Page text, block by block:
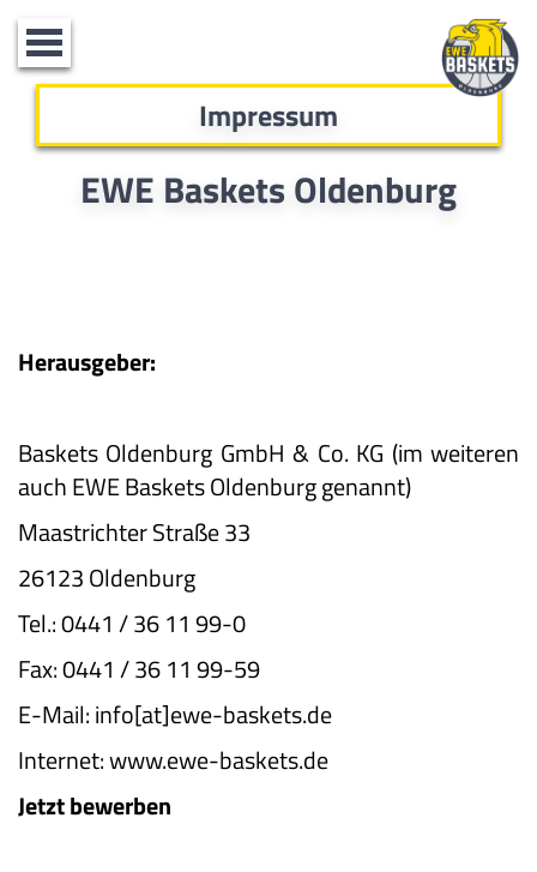
Toggle
navigation
Impressum
EWE Baskets Oldenburg
Herausgeber:
Baskets Oldenburg GmbH & Co. KG (im weiteren
auch EWE Baskets Oldenburg genannt)
Maastrichter Straße 33
26123 Oldenburg
Tel.: 0441 / 36 11 99-0
Fax: 0441 / 36 11 99-59
E-Mail: info[at]ewe­-baskets.de
Internet: www.ewe-baskets.de
Jetzt bewerben